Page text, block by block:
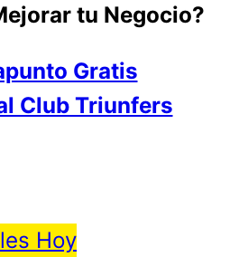
tu Negocio?
Gratis
Club Triunfers
Hoy